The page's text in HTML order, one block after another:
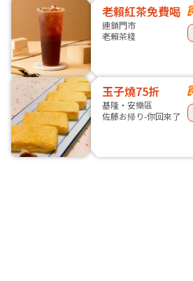
老賴紅茶免費喝
連鎖門市
老賴茶棧
玉子燒75折
基隆・安樂區
佐藤お帰り-你回來了